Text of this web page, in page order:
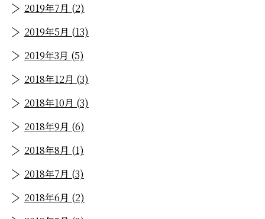
2019年7月 (2)
2019年5月 (13)
2019年3月 (5)
2018年12月 (3)
2018年10月 (3)
2018年9月 (6)
2018年8月 (1)
2018年7月 (3)
2018年6月 (2)